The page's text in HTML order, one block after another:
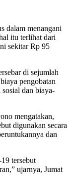
dalam menangani
itu terlihat dari
sekitar Rp 95
di sejumlah
pengobatan
dan biaya-
mengatakan,
digunakan secara
dan
tersebut
ujarnya, Jumat